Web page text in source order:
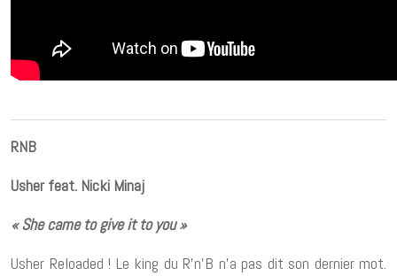
RNB
Usher feat. Nicki Minaj
« She came to give it to you »
Usher Reloaded ! Le king du R’n’B n’a pas dit son dernier mot.